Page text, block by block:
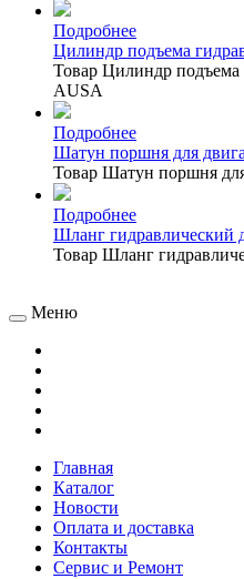
Подробнее
Цилиндр подъема
Товар Цилиндр подъема
AUSA
Подробнее
Шатун поршня для
Товар Шатун поршня
Подробнее
Шланг гидравлический
Товар Шланг
Меню
Главная
Каталог
Новости
Оплата и доставка
Контакты
Сервис и Ремонт